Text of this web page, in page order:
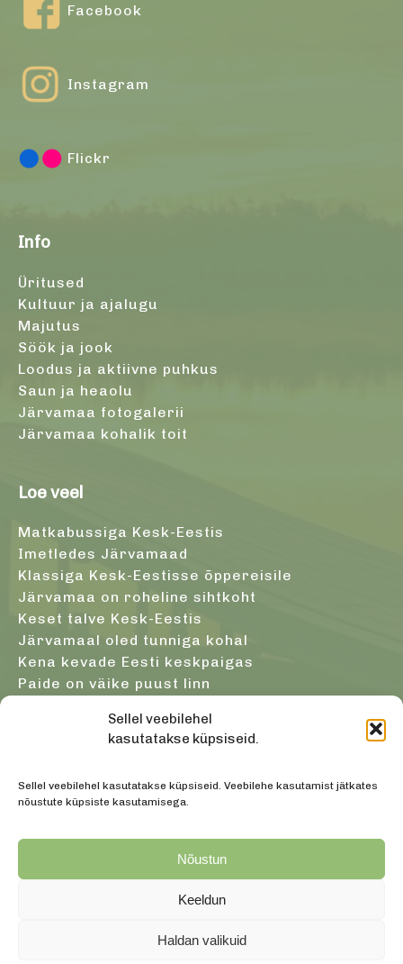
Sellel veebilehel
kasutatakse küpsiseid.
Sellel veebilehel kasutatakse küpsiseid. Veebilehe kasutamist jätkates
nõustute küpsiste kasutamisega.
Nõustun
Keeldun
Haldan valikuid
Facebook
Instagram
Flickr
Info
Üritused
Kultuur ja ajalugu
Majutus
Söök ja jook
Loodus ja aktiivne puhkus
Saun ja heaolu
Järvamaa fotogalerii
Järvamaa kohalik toit
Loe veel
Matkabussiga Kesk-Eestis
Imetledes Järvamaad
Klassiga Kesk-Eestisse õppereisile
Järvamaa on roheline sihtkoht
Keset talve Kesk-Eestis
Järvamaal oled tunniga kohal
Kena kevade Eesti keskpaigas
Paide on väike puust linn
Sügis Järvamaa südames
Saunast tulles oled terve ja noor
Turismiinfot saab helistades esmaspäevast reedeni
Objektide info pärineb Eesti turismiportaalist